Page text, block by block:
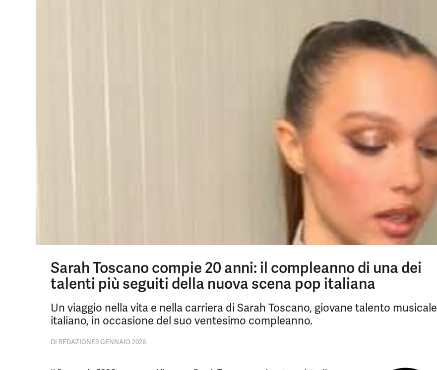
Sarah Toscano compie 20 anni: il compleanno di una dei
talenti più seguiti della nuova scena pop italiana
Un viaggio nella vita e nella carriera di Sarah Toscano, giovane talento musicale
italiano, in occasione del suo ventesimo compleanno.
DI REDAZIONE9 GENNAIO 2026